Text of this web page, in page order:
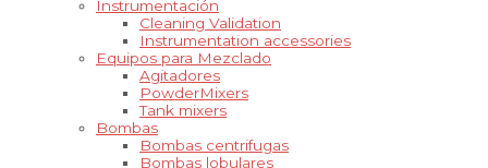
Instrumentación
Cleaning Validation
Instrumentation accessories
Equipos para Mezclado
Agitadores
PowderMixers
Tank mixers
Bombas
Bombas centrifugas
Bombas lobulares